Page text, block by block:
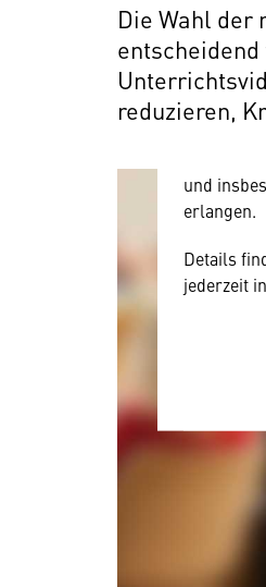
Die Wahl der
reduzieren,
Wir
Hier
allerdings
Geräten
und
erlangen.
Details
jederzeit